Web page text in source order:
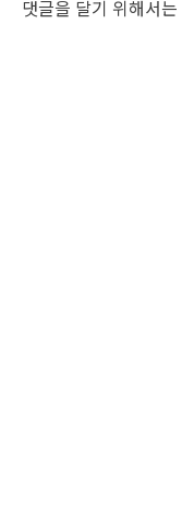
댓글을 달기 위해서는